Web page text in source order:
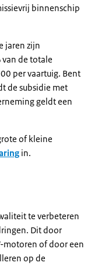
binnenschip
jaren zijn
de totale
per vaartuig. Bent
de subsidie met
geldt een
of kleine
in.
te verbeteren
Dit door
motoren of door een
op de